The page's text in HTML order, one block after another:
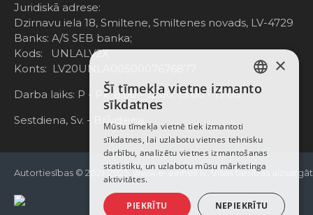
Juridiskā adrese:
Dzirnavu iela 18, Smiltene, Smiltenes novads, LV-4729
Banks: A/S SEB banka;
Kods: UNLALV2X
Konts: LV20UNLA0050007676877
Darba laiks: P - Pk. 8:00 - 12:00; 13:00 - 17:00
Sestdiena, Sv. - Brīvdiena
Autortiesības © 2021-2025, www.e-einhell.lv, Visas tiesības
LATVIAN
ENGLISH
×
Šī tīmekļa vietne izmanto
sīkdatnes
Mūsu tīmekļa vietnē tiek izmantoti
sīkdatnes, lai uzlabotu vietnes tehnisku
darbību, analizētu vietnes izmantošanas
statistiku, un uzlabotu mūsu mārketinga
aktivitātes.
PIEKRĪTU NEPIEKRĪTU